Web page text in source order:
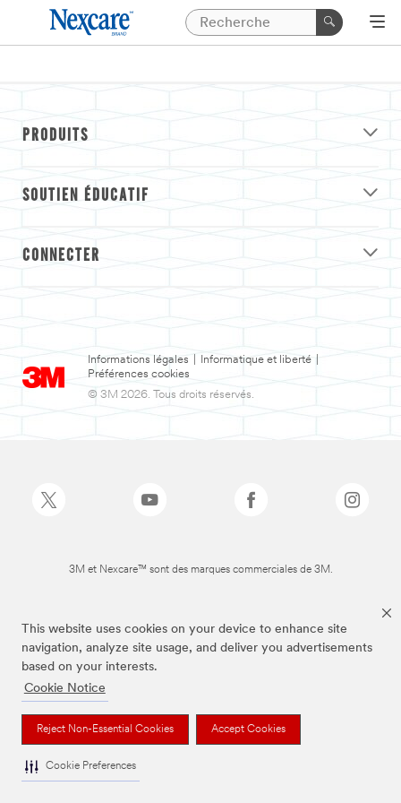
This website uses cookies on your device to enhance site
navigation, analyze site usage, and deliver you advertisements
based on your interests.
Cookie Notice
Reject Non-Essential Cookies Accept Cookies
Cookie Preferences
PRODUITS
SOUTIEN ÉDUCATIF
CONNECTER
Informations légales Informatique et liberté
Préférences cookies
© 3M 2026. Tous droits réservés.
3M et Nexcare™ sont des marques commerciales de 3M.